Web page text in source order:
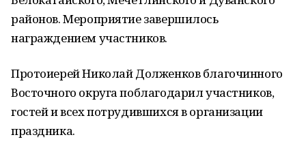
районов. Мероприятие завершилось
награждением участников.
Протоиерей Николай Долженков благочинного
Восточного округа поблагодарил участников,
гостей и всех потрудившихся в организации
праздника.